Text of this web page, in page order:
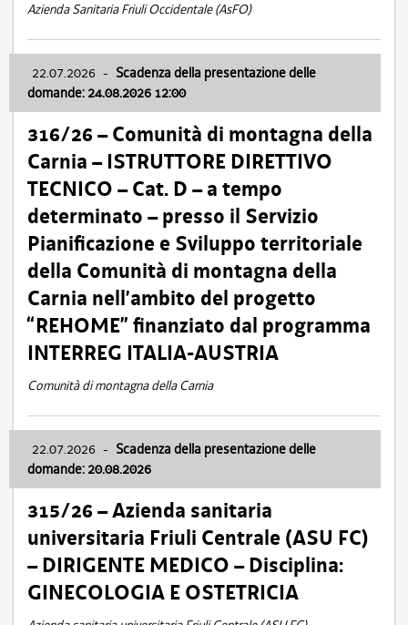
Azienda Sanitaria Friuli Occidentale (AsFO)
22.07.2026 - Scadenza della presentazione delle
domande: 24.08.2026 12:00
316/26 – Comunità di montagna della
Carnia – ISTRUTTORE DIRETTIVO
TECNICO – Cat. D – a tempo
determinato – presso il Servizio
Pianificazione e Sviluppo territoriale
della Comunità di montagna della
Carnia nell’ambito del progetto
“REHOME” finanziato dal programma
INTERREG ITALIA-AUSTRIA
Comunità di montagna della Carnia
22.07.2026 - Scadenza della presentazione delle
domande: 20.08.2026
315/26 – Azienda sanitaria
universitaria Friuli Centrale (ASU FC)
– DIRIGENTE MEDICO – Disciplina:
GINECOLOGIA E OSTETRICIA